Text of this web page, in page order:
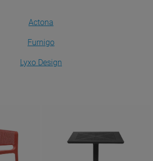
Actona
Furnigo
Lyxo Design